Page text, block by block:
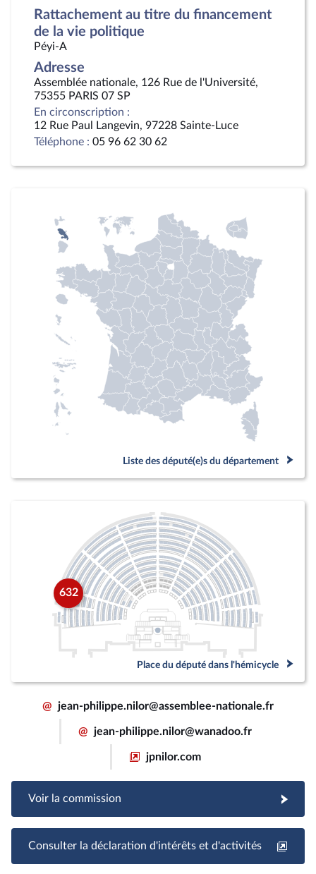
Rattachement au titre du financement
de la vie politique
Péyi-A
Adresse
Assemblée nationale, 126 Rue de l'Université,
75355 PARIS 07 SP
En circonscription :
12 Rue Paul Langevin, 97228 Sainte-Luce
Téléphone : 05 96 62 30 62
Liste des député(e)s du département
632
Place du député dans l'hémicycle
@ jean-philippe.nilor@assemblee-nationale.fr
@ jean-philippe.nilor@wanadoo.fr
jpnilor.com
Voir la commission
Consulter la déclaration d'intérêts et d'activités